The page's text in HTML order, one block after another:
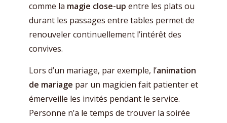
comme la magie close-up entre les plats ou
durant les passages entre tables permet de
renouveler continuellement l’intérêt des
convives.
Lors d’un mariage, par exemple, l’animation
de mariage par un magicien fait patienter et
émerveille les invités pendant le service.
Personne n’a le temps de trouver la soirée